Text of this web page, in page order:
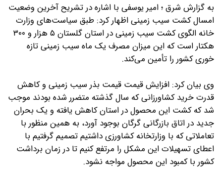
به گزارش شرق ؛ امیر یوسفی با اشاره در تشریح آخرین وضعیت
امسال کشت سیب زمینی اظهار کرد: طبق سیاست‌های وزارت
هکتار است که این میزان مصرف یک ماه سیب زمینی تازه
خوری کشور را تأمین می‌کند.
وی بیان کرد: افزایش قیمت قیمت بذر سیب زمینی و کاهش
قدرت خرید کشاورزانی که سال گذشته متضرر شده بودند موجب
شد که کشت این محصول در استان کاهش یافته و یک بحران
جدید در اتاق بازرگانی گرگان بوجود آورد، به همین منظور با
تعاملاتی که با وزارتخانه کشاورزی داشتیم تصمیم گرفتیم با
اعطای تسهیلات این مشکل را مرتفع کنیم تا در زمان برداشت
کشور با کمبود این محصول مواجه نشود.